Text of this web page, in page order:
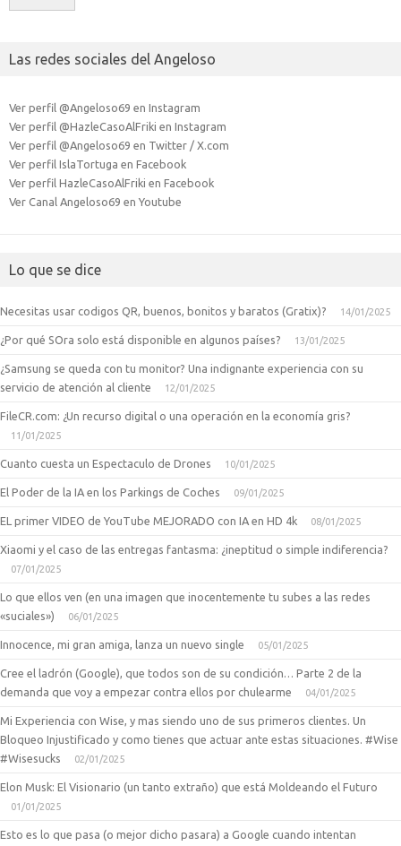
Las redes sociales del Angeloso
Ver perfil @Angeloso69 en Instagram
Ver perfil @HazleCasoAlFriki en Instagram
Ver perfil @Angeloso69 en Twitter / X.com
Ver perfil IslaTortuga en Facebook
Ver perfil HazleCasoAlFriki en Facebook
Ver Canal Angeloso69 en Youtube
Lo que se dice
Necesitas usar codigos QR, buenos, bonitos y baratos (Gratix)? 14/01/2025
¿Por qué SOra solo está disponible en algunos países? 13/01/2025
¿Samsung se queda con tu monitor? Una indignante experiencia con su
servicio de atención al cliente
12/01/2025
FileCR.com: ¿Un recurso digital o una operación en la economía gris?
11/01/2025
Cuanto cuesta un Espectaculo de Drones 10/01/2025
El Poder de la IA en los Parkings de Coches 09/01/2025
EL primer VIDEO de YouTube MEJORADO con IA en HD 4k 08/01/2025
Xiaomi y el caso de las entregas fantasma: ¿ineptitud o simple indiferencia?
07/01/2025
Lo que ellos ven (en una imagen que inocentemente tu subes a las redes
«suciales»)
06/01/2025
Innocence, mi gran amiga, lanza un nuevo single 05/01/2025
Cree el ladrón (Google), que todos son de su condición… Parte 2 de la
demanda que voy a empezar contra ellos por chulearme
04/01/2025
Mi Experiencia con Wise, y mas siendo uno de sus primeros clientes. Un
Bloqueo Injustificado y como tienes que actuar ante estas situaciones. #Wise
#Wisesucks
02/01/2025
Elon Musk: El Visionario (un tanto extraño) que está Moldeando el Futuro
01/01/2025
Esto es lo que pasa (o mejor dicho pasara) a Google cuando intentan